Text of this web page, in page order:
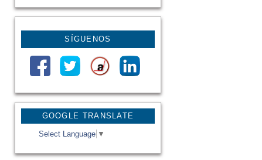
GOOGLE TRANSLATE
Select Language ▼
SÍGUENOS